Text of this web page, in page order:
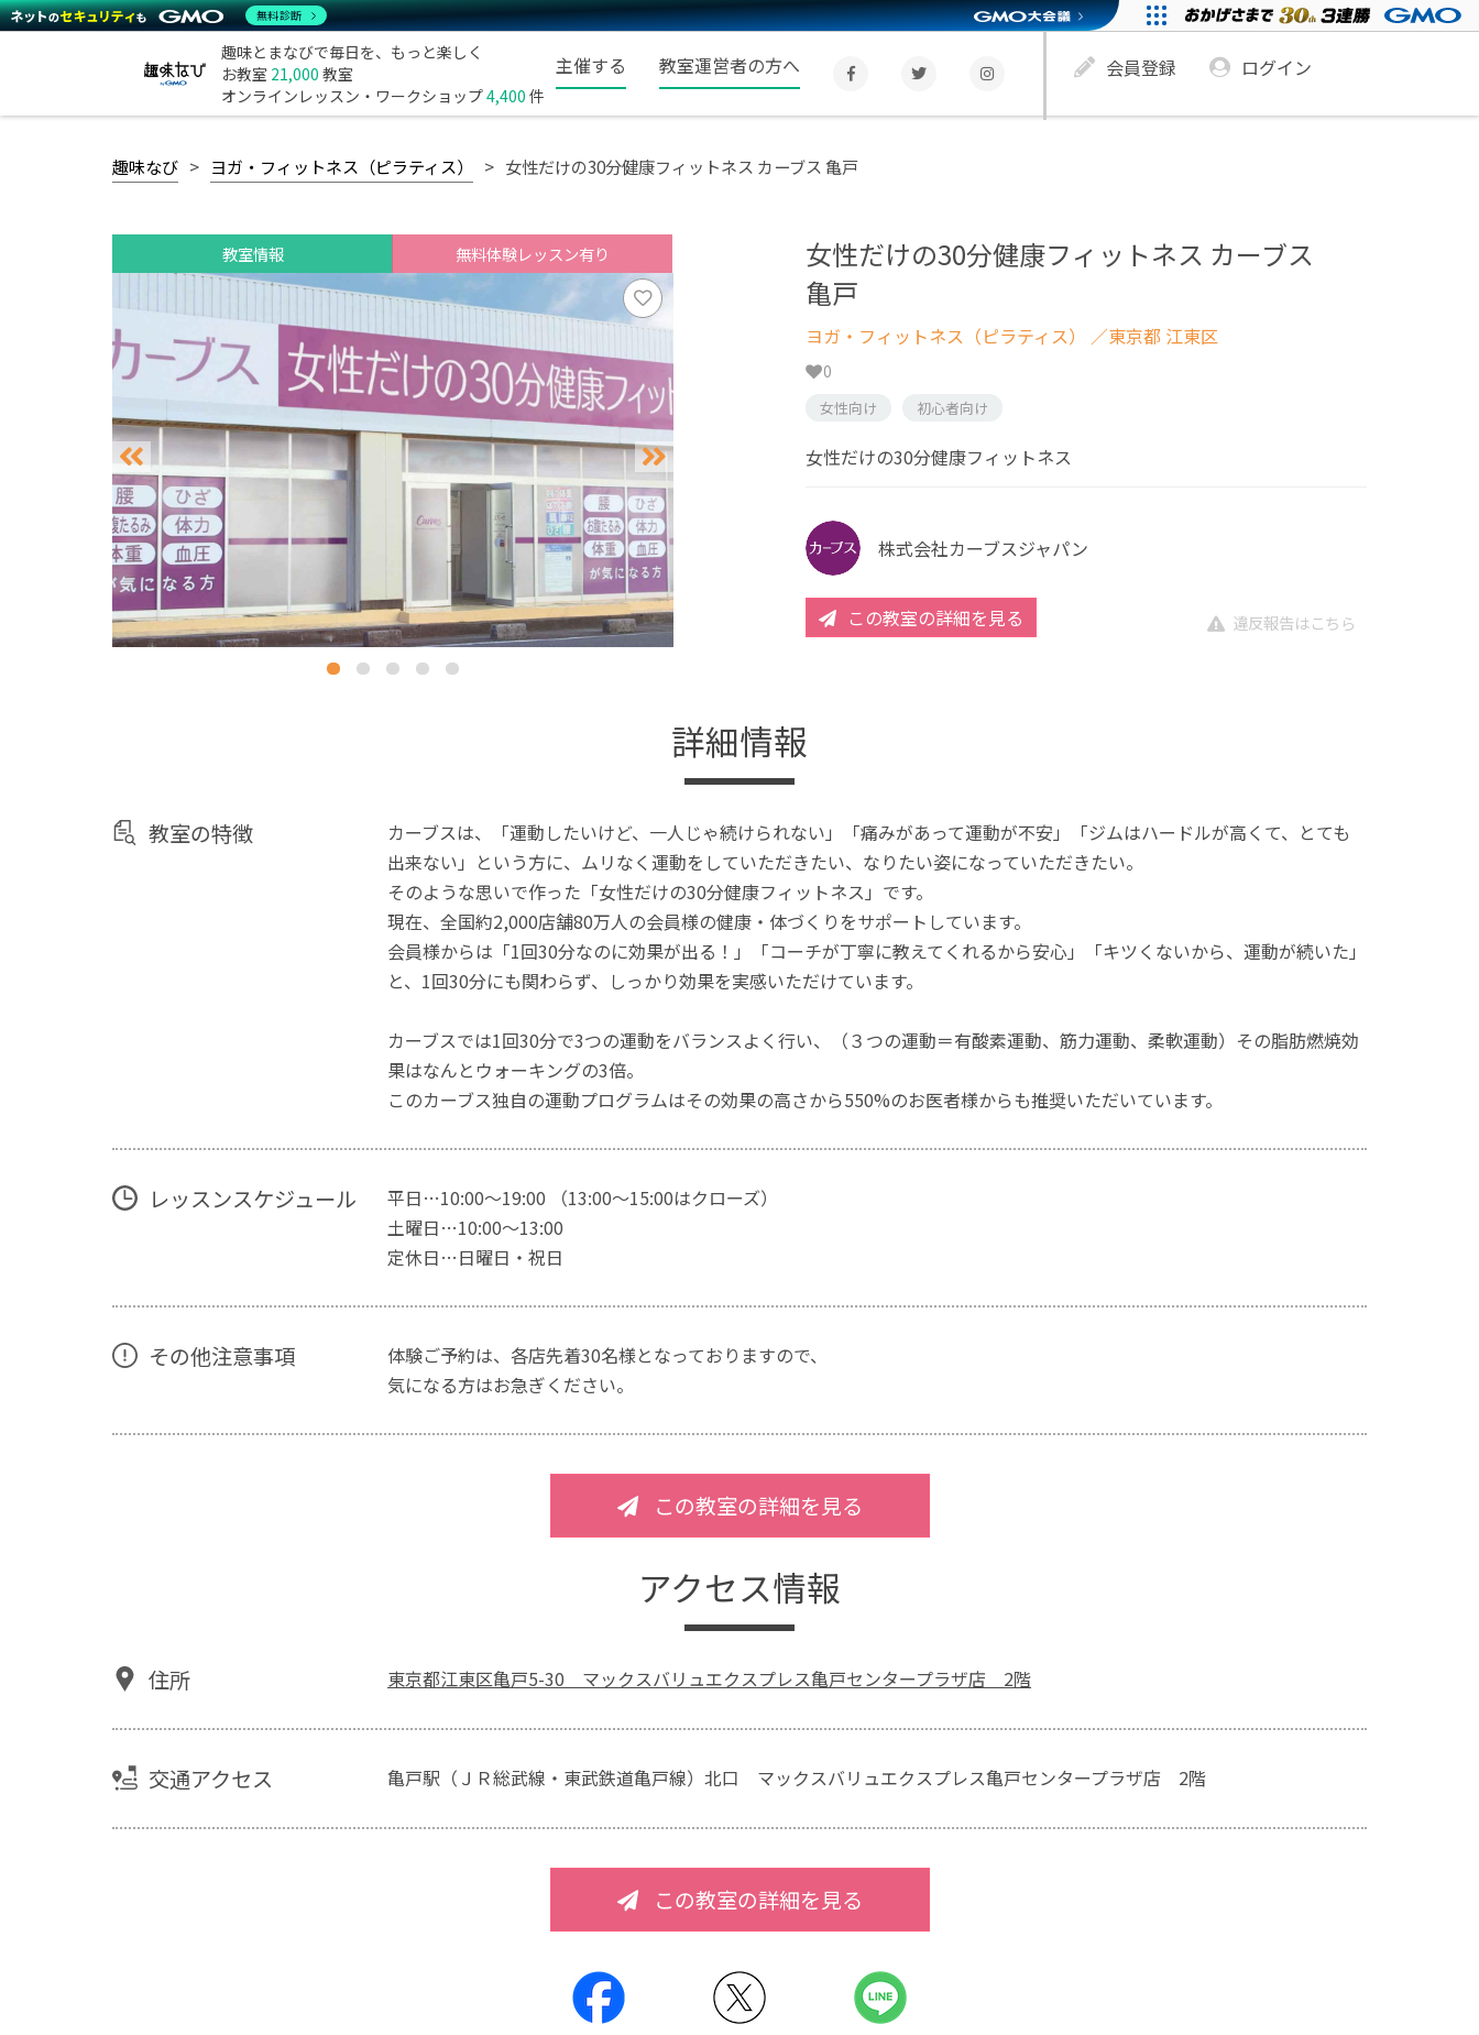
趣味とまなびで毎日を、もっと楽しく
お教室 21,000 教室
オンラインレッスン・ワークショップ4,400 件
主催する 教室運営者の方へ 会員登録 ログイン
趣味なび ヨガ・フィットネス（ピラティス） 女性だけの30分健康フィットネス カーブス 亀戸
教室情報 無料体験レッスン有り
女性だけの30分健康フィットネス カーブス
亀戸
ヨガ・フィットネス（ピラティス） ／東京都 江東区
0
女性向け 初心者向け
女性だけの30分健康フィットネス
株式会社カーブスジャパン
この教室の詳細を見る 違反報告はこちら
詳細情報
教室の特徴
カーブスは、「運動したいけど、一人じゃ続けられない」「痛みがあって運動が不安」「ジムはハードルが高くて、とても
出来ない」という方に、ムリなく運動をしていただきたい、なりたい姿になっていただきたい。
そのような思いで作った「女性だけの30分健康フィットネス」です。
現在、全国約2,000店舗80万人の会員様の健康・体づくりをサポートしています。
会員様からは「1回30分なのに効果が出る！」「コーチが丁寧に教えてくれるから安心」「キツくないから、運動が続いた」
と、1回30分にも関わらず、しっかり効果を実感いただけています。
カーブスでは1回30分で3つの運動をバランスよく行い、（３つの運動＝有酸素運動、筋力運動、柔軟運動）その脂肪燃焼効
果はなんとウォーキングの3倍。
このカーブス独自の運動プログラムはその効果の高さから550%のお医者様からも推奨いただいています。
レッスンスケジュール
平日…10:00～19:00 （13:00～15:00はクローズ）
土曜日…10:00～13:00
定休日…日曜日・祝日
その他注意事項
体験ご予約は、各店先着30名様となっておりますので、
気になる方はお急ぎください。
この教室の詳細を見る
アクセス情報
住所 東京都江東区亀戸5-30 マックスバリュエクスプレス亀戸センタープラザ店 2階
交通アクセス 亀戸駅（ＪＲ総武線・東武鉄道亀戸線）北口 マックスバリュエクスプレス亀戸センタープラザ店 2階
この教室の詳細を見る
無料診断